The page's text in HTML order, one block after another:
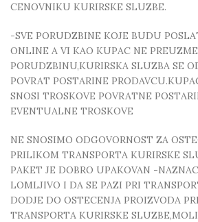
CENOVNIKU KURIRSKE SLUZBE.
-SVE PORUDZBINE KOJE BUDU
ONLINE A VI KAO KUPAC NE
PORUDZBINU,KURIRSKA SLUZBA SE
POVRAT POSTARINE
SNOSI TROSKOVE POVRATNE
EVENTUALNE TROSKOVE
NE SNOSIMO ODGOVORNOST ZA
PRILIKOM TRANSPORTA KURIRSKE
PAKET JE DOBRO UPAKOVAN -
LOMLJIVO I DA SE PAZI PRI
DODJE DO OSTECENJA PROIZVODA
TRANSPORTA KURIRSKE